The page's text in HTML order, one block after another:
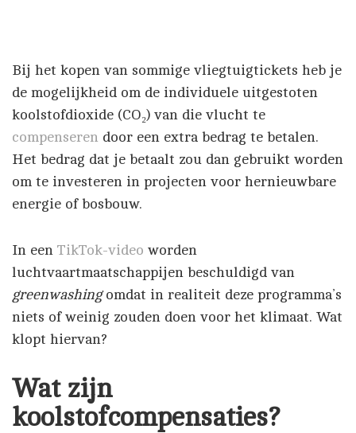
Bij het kopen van sommige vliegtuigtickets heb je
de mogelijkheid om de individuele uitgestoten
koolstofdioxide (CO₂) van die vlucht te
compenseren door een extra bedrag te betalen.
Het bedrag dat je betaalt zou dan gebruikt worden
om te investeren in projecten voor hernieuwbare
energie of bosbouw.
In een TikTok-video worden
luchtvaartmaatschappijen beschuldigd van
greenwashingomdat in realiteit deze programma’s
niets of weinig zouden doen voor het klimaat. Wat
klopt hiervan?
Wat zijn
koolstofcompensaties?